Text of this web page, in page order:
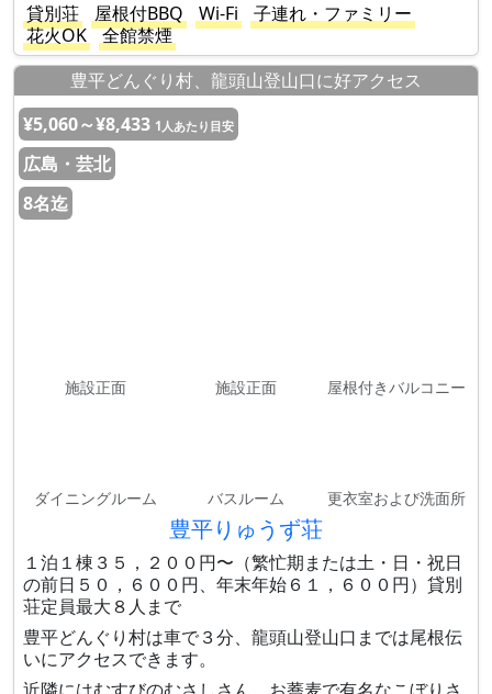
貸別荘
屋根付BBQ Wi-Fi
子連れ・ファミリー
花火OK
全館禁煙
豊平どんぐり村、龍頭山登山口に好アクセス
¥5,060～¥8,433 1人あたり目安
広島・芸北
8名迄
施設正面 施設正面 屋根付きバルコニー
ダイニングルーム バスルーム 更衣室および洗面所
豊平りゅうず荘
１泊１棟３５，２００円〜（繁忙期または土・日・祝日
の前日５０，６００円、年末年始６１，６００円）貸別
荘定員最大８人まで
豊平どんぐり村は車で３分、龍頭山登山口までは尾根伝
いにアクセスできます。